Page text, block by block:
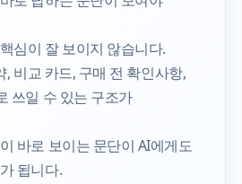
심이 잘 보이지 않습니다.
, 비교 카드, 구매 전 확인사항,
쓰일 수 있는 구조가
바로 보이는 문단이 AI에게도
됩니다.